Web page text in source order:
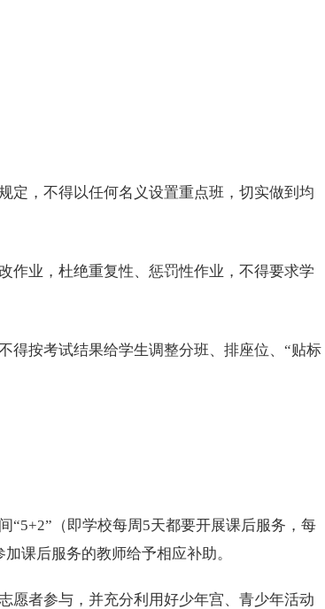
，不得以任何名义设置重点班，切实做到均
业，杜绝重复性、惩罚性作业，不得要求学
按考试结果给学生调整分班、排座位、“贴标
（即学校每周5天都要开展课后服务，每
课后服务的教师给予相应补助。
者参与，并充分利用好少年宫、青少年活动